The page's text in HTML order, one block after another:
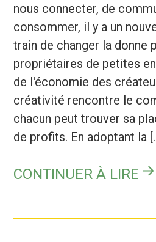
nous connecter, de
consommer, il y a un
train de changer la donne
propriétaires de petites
de l'économie des
créativité rencontre le
chacun peut trouver sa
de profits. En adoptant la
CONTINUER À LIRE